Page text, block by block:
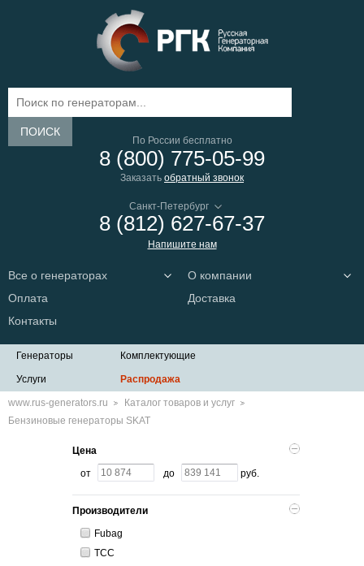
ПОИСК
По России бесплатно
8 (800) 775-05-99
Заказать обратный звонок
8 (812) 627-67-37
Напишите нам
Все о генераторах
О компании
Оплата
Доставка
Контакты
Генераторы Комплектующие
Услуги Распродажа
www.rus-generators.ru
Каталог товаров и услуг
Бензиновые генераторы SKAT
Цена
от до руб.
Производители
Fubag
ТСС